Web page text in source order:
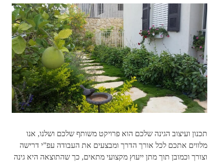
תכנון ועיצוב הגינה שלכם הוא פרויקט משותף שלכם ושלנו, אנו
מלווים אתכם לכל אורך הדרך ומבצעים את העבודה עפ”י דרישה
וצורך וכמובן תוך מתן ייעוץ מקצועי מתאים, כך שהתוצאה היא גינה